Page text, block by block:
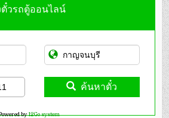
ตั๋วรถตู้ออนไลน์
ค้นหาตั๋ว
by12Go system